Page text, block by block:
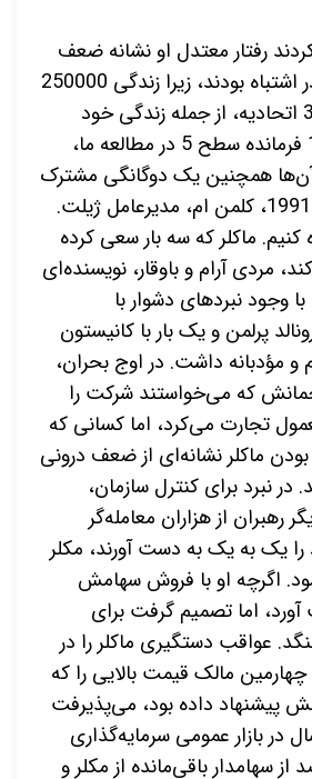
رفتار معتدل او نشانه ضعف
این مرد است، بسیار در اشتباه بودند، زیرا زندگی 250000
کنفدراسیون و 360000 اتحادیه، از جمله زندگی خود
لینک، در مقایسه با 11 فرمانده سطح 5 در مطالعه ما،
آن‌ها همچنین یک دوگانگی مشترک
دارند. از سال 1975 تا 1991، کلمن ام، مدیرعامل ژیلت.
کنیم. ماکلر که سه بار سعی کرده
مردی آرام و باوقار، نویسنده‌ای
با وجود نبردهای دشوار با
پرلمن و یک بار با کانیستون
و مؤدبانه داشت. در اوج بحران،
که می‌خواستند شرکت را
تجارت می‌کرد، اما کسانی که
ماکلر نشانه‌ای از ضعف درونی
در نبرد برای کنترل سازمان،
رهبران از هزاران معامله‌گر
یک به یک به دست آورند، مکلر
اگرچه او با فروش سهامش
اما تصمیم گرفت برای
عواقب دستگیری ماکلر را در
مالک قیمت بالایی را که
پیشنهاد داده بود، می‌پذیرفت
را به مدت 10 سال در بازار عمومی سرمایه‌گذاری
باز هم 64 درصد از سهامدار باقی‌مانده از مکلر و